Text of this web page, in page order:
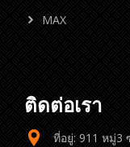
MAX
ติดต่อเรา
ที่อยู่: 911 หมู่3